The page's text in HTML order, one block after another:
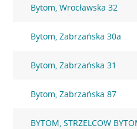
Bytom, Wrocławska 32
Bytom, Zabrzańska 30a
Bytom, Zabrzańska 31
Bytom, Zabrzańska 87
BYTOM, STRZELCOW